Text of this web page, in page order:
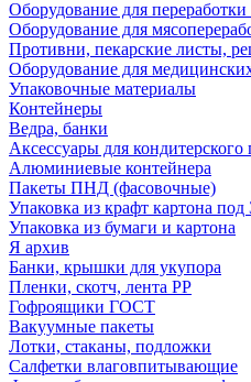
Оборудование для переработки
Оборудование для
Противни, пекарские листы,
Оборудование для
Упаковочные материалы
Контейнеры
Ведра, банки
Аксессуары для кондитерского
Алюминиевые контейнера
Пакеты ПНД (фасовочные)
Упаковка из крафт картона
Упаковка из бумаги и картона
Я архив
Банки, крышки для укупора
Пленки, скотч, лента РР
Гофроящики ГОСТ
Вакуумные пакеты
Лотки, стаканы, подложки
Салфетки влаговпитывающие